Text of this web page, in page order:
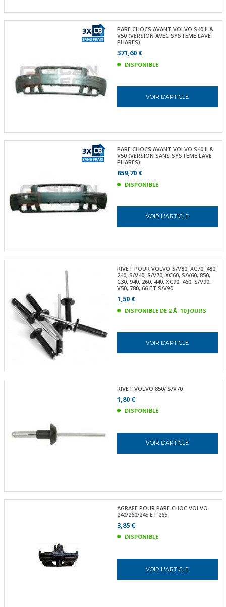
PARE CHOCS AVANT VOLVO S40 II &
V50 (VERSION AVEC SYSTÈME LAVE
PHARES)
371,60 €
DISPONIBLE
VOIR L'ARTICLE
PARE CHOCS AVANT VOLVO S40 II &
V50 (VERSION SANS SYSTÈME LAVE
PHARES)
859,70 €
DISPONIBLE
VOIR L'ARTICLE
RIVET POUR VOLVO S/V80, XC70, 480,
240, S/V40, S/V70, XC60, S/V60, 850,
C30, 940, 260, 440, XC90, 460, S/V90,
V50, 780, 66 ET S/V90
1,50 €
DISPONIBLE DE 2 Ã 10 JOURS
VOIR L'ARTICLE
RIVET VOLVO 850/ S/V70
1,80 €
DISPONIBLE
VOIR L'ARTICLE
AGRAFE POUR PARE CHOC VOLVO
240/260/245 ET 265
3,85 €
DISPONIBLE
VOIR L'ARTICLE